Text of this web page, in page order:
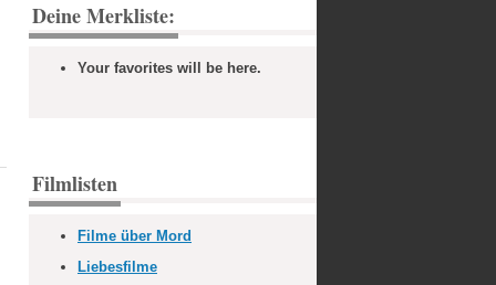
Deine Merkliste:
Your favorites will be here.
Filmlisten
Filme über Mord
Liebesfilme